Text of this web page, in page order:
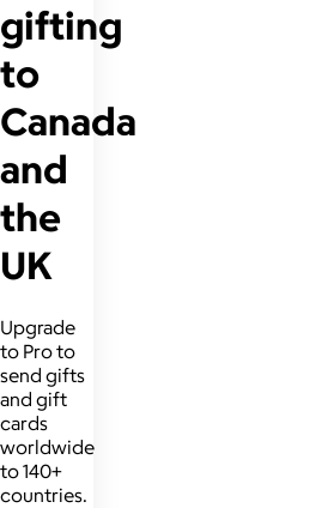
gifting
to
Canada
and
the
UK
Upgrade
to Pro to
send gifts
and gift
cards
worldwide
to 140+
countries.